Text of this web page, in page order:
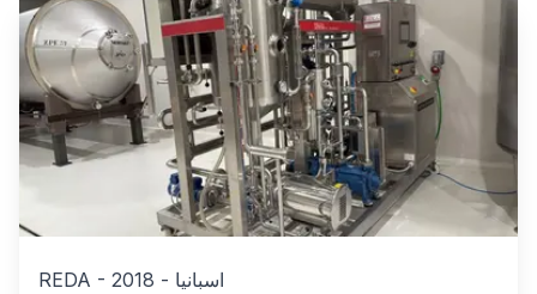
REDA - 2018 - اسبانيا